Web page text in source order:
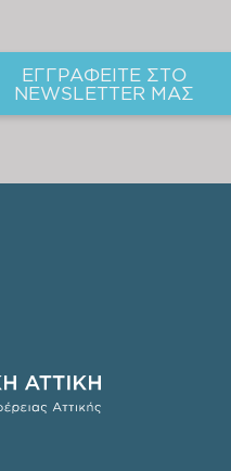
ΕΓΓΡΑΦΕΙΤΕ ΣΤΟ
NEWSLETTER ΜΑΣ